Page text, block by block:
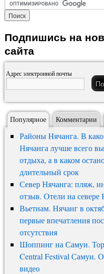
Подпишись на
сайта
Адрес электронной почты
Популярное Комментарии
Районы Нячанга. В
Нячанга лучше всего
отдыха, а в каком
длительный срок
Север Нячанга: пляж,
отзыв. Отели на севере
Вьетнам. Нячанг в
первые впечатления
отсутствия
Шоппинг на Самуи.
Central Festival Самуи.
видео